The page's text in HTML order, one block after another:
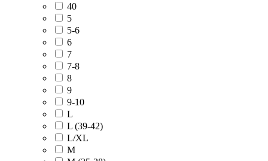
40
5
5-6
6
7
7-8
8
9
9-10
L
L (39-42)
L/XL
M